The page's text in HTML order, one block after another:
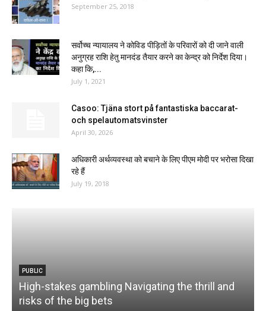
September 25, 2018
सर्वोच्च न्यायालय ने कोविड पीड़ितों के परिवारों को दी जाने वाली
अनुग्रह राशि हेतु मानदंड तैयार करने का केन्द्र को निर्देश दिया।
कहा कि,...
July 1, 2021
Casoo: Tjäna stort på fantastiska baccarat-
och spelautomatsvinster
April 30, 2026
अधिकारी अर्थव्यवस्था को बचाने के लिए पीएम मोदी पर भरोसा दिखा
रहे हैं
July 19, 2018
PUBLIC
High-stakes gambling Navigating the thrill and
risks of the big bets